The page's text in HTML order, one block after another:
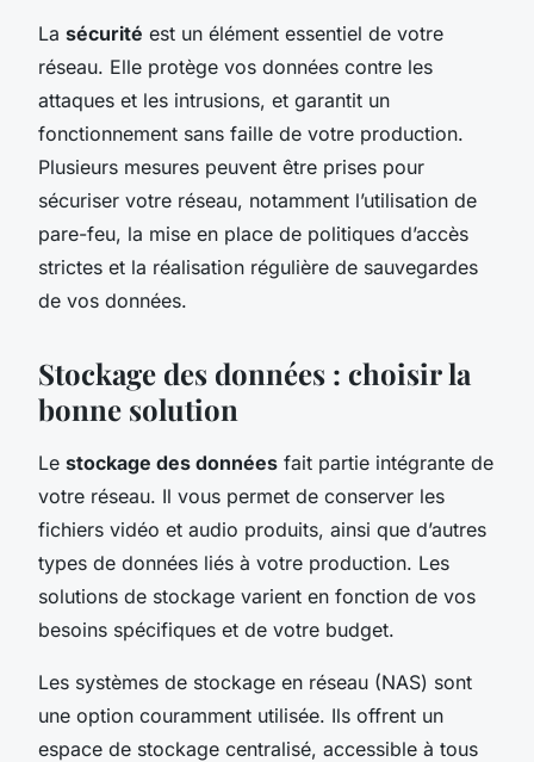
La sécurité est un élément essentiel de votre
réseau. Elle protège vos données contre les
attaques et les intrusions, et garantit un
fonctionnement sans faille de votre production.
Plusieurs mesures peuvent être prises pour
sécuriser votre réseau, notamment l’utilisation de
pare-feu, la mise en place de politiques d’accès
strictes et la réalisation régulière de sauvegardes
de vos données.
Stockage des données : choisir la
bonne solution
Le stockage des données fait partie intégrante de
votre réseau. Il vous permet de conserver les
fichiers vidéo et audio produits, ainsi que d’autres
types de données liés à votre production. Les
solutions de stockage varient en fonction de vos
besoins spécifiques et de votre budget.
Les systèmes de stockage en réseau (NAS) sont
une option couramment utilisée. Ils offrent un
espace de stockage centralisé, accessible à tous